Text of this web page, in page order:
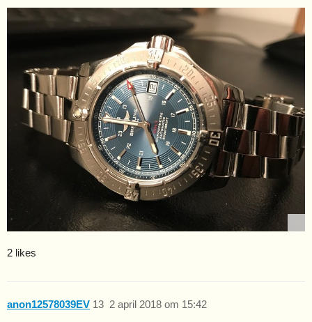
2 likes
anon12578039EV 2 april 2018 om 15:42
13